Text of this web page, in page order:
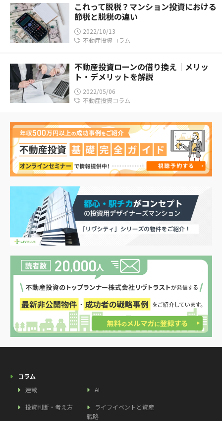
これって脱税？マンション投資における
節税と脱税の違い
2022/10/13
不動産投資コラム
不動産投資ローンの借り換え｜メリッ
ト・デメリットを解説
2022/05/06
不動産投資コラム
コラム
連載
AI
投資判断・考え方
ライフイベントと資産
戦略